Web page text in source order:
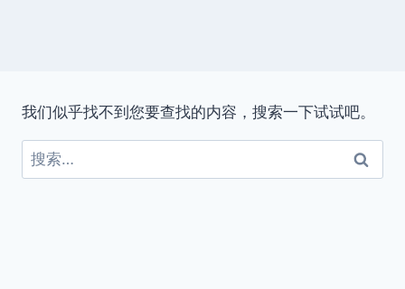
我们似乎找不到您要查找的内容，搜索一下试试吧。